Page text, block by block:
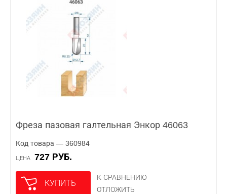
Фреза пазовая галтельная Энкор 46063
Код товара — 360984
ЦЕНА 727 РУБ.
КУПИТЬ
К СРАВНЕНИЮ
ОТЛОЖИТЬ